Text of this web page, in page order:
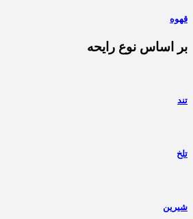
قهوه
بر اساس نوع رایحه
تند
تلخ
شیرین